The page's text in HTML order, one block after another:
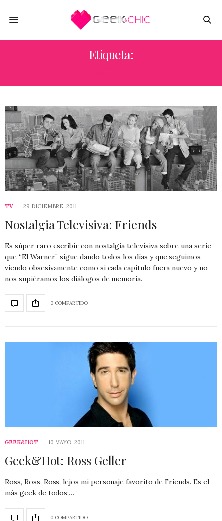
Etiqueta:
TV 29 DICIEMBRE, 2011
Nostalgia Televisiva: Friends
Es súper raro escribir con nostalgia televisiva sobre una serie
que “El Warner” sigue dando todos los días y que seguimos
viendo obsesivamente como si cada capítulo fuera nuevo y no
nos supiéramos los diálogos de memoria.
0 COMPARTIDO
GEEK&HOT 10 MAYO, 2011
Geek&Hot: Ross Geller
Ross, Ross, Ross, lejos mi personaje favorito de Friends. Es el
más geek de todos;…
0 COMPARTIDO